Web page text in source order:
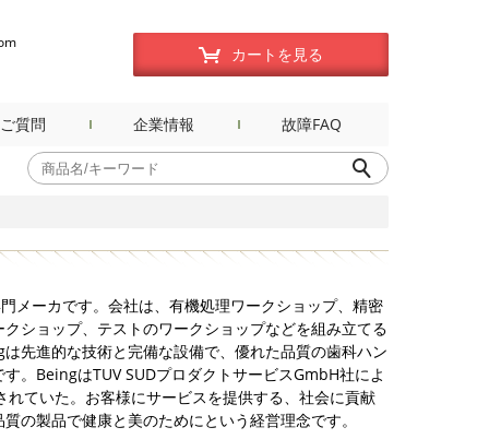
カートを見る
質問 企業情報 故障FAQ
メーカです。会社は、有機処理ワークショップ、精密
ショップ、テストのワークショップなどを組み立てる
先進的な技術と完備な設備で、優れた品質の歯科ハン
。BeingはTUV SUDプロダクトサービスGmbH社によ
れていた。お客様にサービスを提供する、社会に貢献
の製品で健康と美のためにという経営理念です。